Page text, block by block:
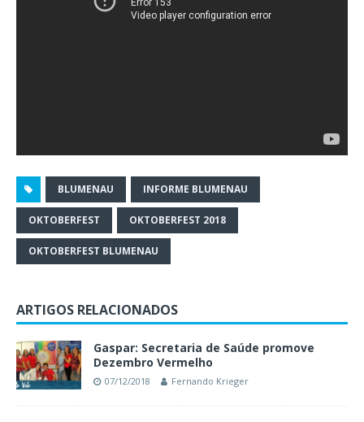
BLUMENAU INFORME BLUMENAU
OKTOBERFEST OKTOBERFEST 2018
OKTOBERFEST BLUMENAU
ARTIGOS RELACIONADOS
Gaspar: Secretaria de Saúde promove
Dezembro Vermelho
07/12/2018 Fernando Krieger